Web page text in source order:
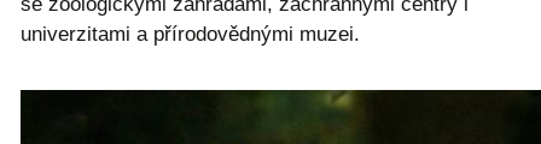
univerzitami a přírodovědnými muzei.